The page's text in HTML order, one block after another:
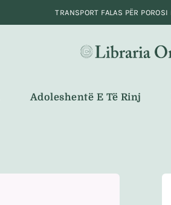
Adoleshentë E Të Rinj